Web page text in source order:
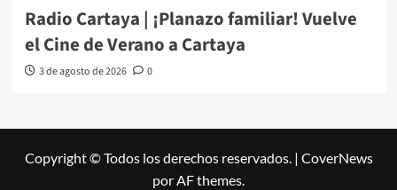
Radio Cartaya | ¡Planazo familiar! Vuelve
el Cine de Verano a Cartaya
3 de agosto de 2026 0
Copyright © Todos los derechos reservados. | CoverNews
por AF themes.